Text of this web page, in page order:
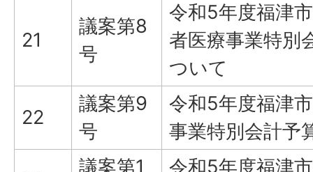
21
議案第8
号
令和5年度福津
者医療事業特別
ついて
22
議案第9
号
令和5年度福津
事業特別会計予
議案第1
令和5年度福津